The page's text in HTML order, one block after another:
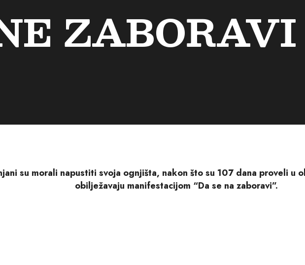
ZABORAVI
su morali napustiti svoja ognjišta, nakon što su 107 dana proveli u
obilježavaju manifestacijom “Da se na zaboravi”.